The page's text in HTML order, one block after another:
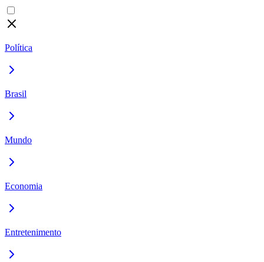
Política
Brasil
Mundo
Economia
Entretenimento